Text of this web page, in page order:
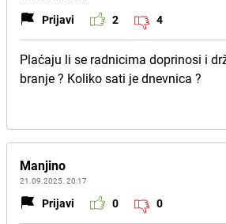
Prijavi 2 4
Plaćaju li se radnicima doprinosi i
branje ? Koliko sati je dnevnica ?
Manjino
21.09.2025. 20:17
Prijavi 0 0